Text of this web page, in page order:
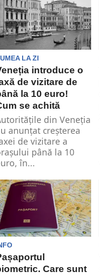
LA ZI
introduce o
de vizitare de
la 10 euro!
se achită
din Veneția
anunțat creșterea
de vizitare a
până la 10
în...
Care sunt